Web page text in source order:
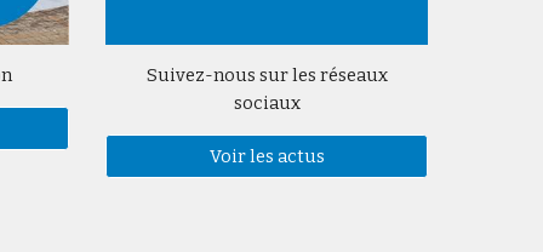
Suivez-nous sur les réseaux
sociaux
Voir les actus